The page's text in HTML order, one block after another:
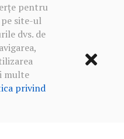
pentru
site-ul
dvs. de
multe
privind